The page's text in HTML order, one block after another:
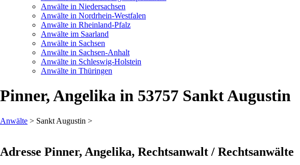
Anwälte in Niedersachsen
Anwälte in Nordrhein-Westfalen
Anwälte in Rheinland-Pfalz
Anwälte im Saarland
Anwälte in Sachsen
Anwälte in Sachsen-Anhalt
Anwälte in Schleswig-Holstein
Anwälte in Thüringen
Pinner, Angelika in 53757 Sankt Augustin
Anwälte > Sankt Augustin >
Adresse Pinner, Angelika, Rechtsanwalt / Rechtsanwälte